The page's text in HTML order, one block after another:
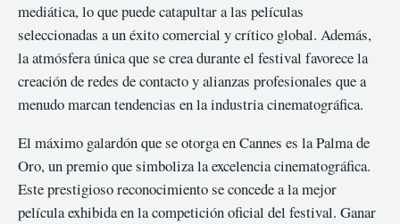
mediática, lo que puede catapultar a las películas
seleccionadas a un éxito comercial y crítico global. Además,
la atmósfera única que se crea durante el festival favorece la
creación de redes de contacto y alianzas profesionales que a
menudo marcan tendencias en la industria cinematográfica.
El máximo galardón que se otorga en Cannes es la Palma de
Oro, un premio que simboliza la excelencia cinematográfica.
Este prestigioso reconocimiento se concede a la mejor
película exhibida en la competición oficial del festival. Ganar